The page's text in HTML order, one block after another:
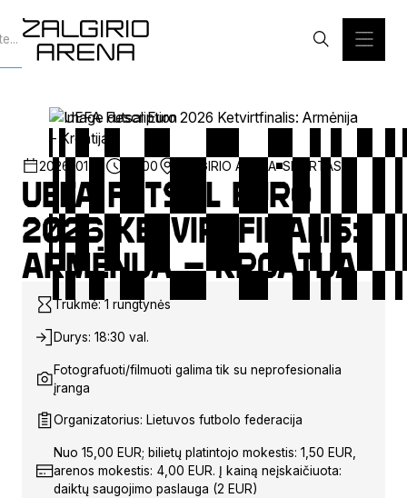
2026-01-31 20:00 ŽALGIRIO ARENA SPORTAS
UEFA Futsal Euro
2026 Ketvirtfinalis:
Armėnija – Kroatija
Trukmė: 1 rungtynės
Durys: 18:30 val.
Fotografuoti/filmuoti galima tik su neprofesionalia
įranga
Organizatorius: Lietuvos futbolo federacija
Nuo 15,00 EUR; bilietų platintojo mokestis: 1,50 EUR,
arenos mokestis: 4,00 EUR. Į kainą neįskaičiuota:
daiktų saugojimo paslauga (2 EUR)